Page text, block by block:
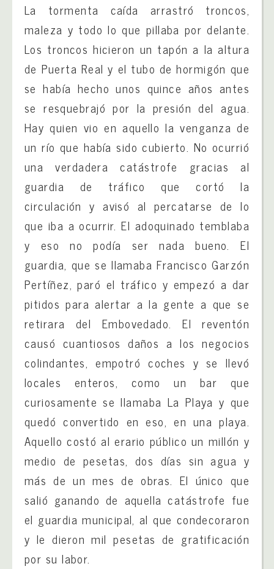
La tormenta caída arrastró troncos,
maleza y todo lo que pillaba por delante.
Los troncos hicieron un tapón a la altura
de Puerta Real y el tubo de hormigón que
se había hecho unos quince años antes
se resquebrajó por la presión del agua.
Hay quien vio en aquello la venganza de
un río que había sido cubierto. No ocurrió
una verdadera catástrofe gracias al
guardia de tráfico que cortó la
circulación y avisó al percatarse de lo
que iba a ocurrir. El adoquinado temblaba
y eso no podía ser nada bueno. El
guardia, que se llamaba Francisco Garzón
Pertíñez, paró el tráfico y empezó a dar
pitidos para alertar a la gente a que se
retirara del Embovedado. El reventón
causó cuantiosos daños a los negocios
colindantes, empotró coches y se llevó
locales enteros, como un bar que
curiosamente se llamaba La Playa y que
quedó convertido en eso, en una playa.
Aquello costó al erario público un millón y
medio de pesetas, dos días sin agua y
más de un mes de obras. El único que
salió ganando de aquella catástrofe fue
el guardia municipal, al que condecoraron
y le dieron mil pesetas de gratificación
por su labor.